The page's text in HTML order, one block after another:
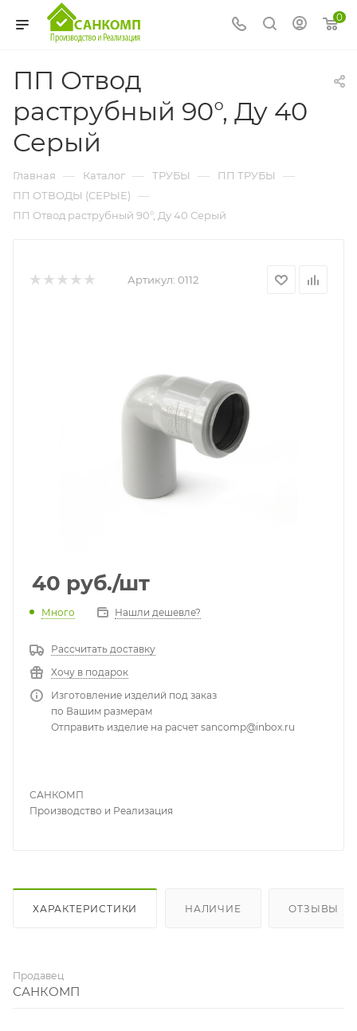
0
ПП Отвод
раструбный 90°, Ду 40
Серый
Главная — Каталог — ТРУБЫ — ПП ТРУБЫ —
ПП ОТВОДЫ (СЕРЫЕ) —
ПП Отвод раструбный 90°, Ду 40 Серый
Артикул: 0112
40 руб./шт
Много Нашли дешевле?
Рассчитать доставку
Хочу в подарок
Изготовление изделий под заказ
по Вашим размерам
Отправить изделие на расчет sancomp@inbox.ru
САНКОМП
Производство и Реализация
ХАРАКТЕРИСТИКИ НАЛИЧИЕ ОТЗЫВЫ
Продавец
САНКОМП